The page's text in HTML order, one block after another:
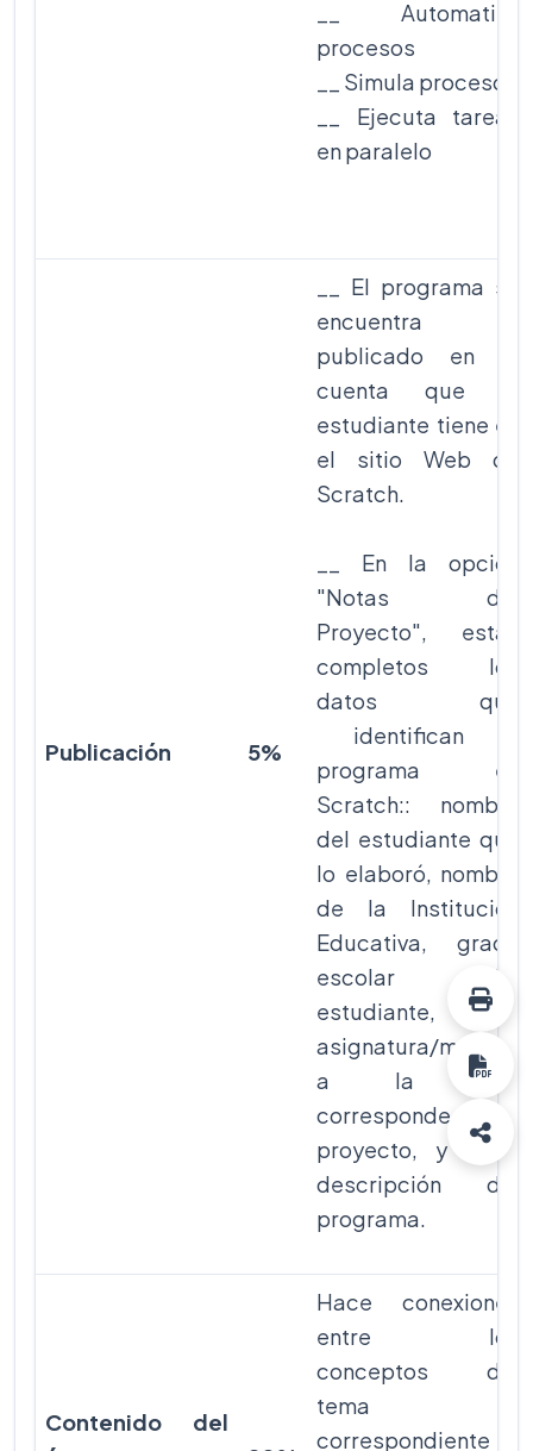
__ Automatiza
procesos
__ Simula procesos
__ Ejecuta tareas
en paralelo
Publicación 5%
__ El programa se
encuentra
publicado en la
cuenta que el
estudiante tiene en
el sitio Web de
Scratch.
__ En la opción
"Notas del
Proyecto", están
completos los
datos que
identifican el
programa en
Scratch:: nombre
del estudiante que
lo elaboró, nombre
de la Institución
Educativa, grado
escolar del
estudiante,
asignatura/materia
a la que
corresponde el
proyecto, y corta
descripción del
programa.
Contenido del
Hace conexiones
entre los
conceptos del
tema
correspondiente al